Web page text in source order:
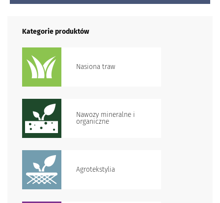
Kategorie produktów
Nasiona traw
Nawozy mineralne i
organiczne
Agrotekstylia